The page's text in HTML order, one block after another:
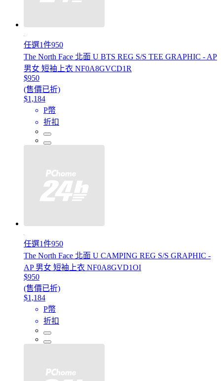
任選1件950
The North Face 北面 U BTS REG S/S TEE GRAPHIC - AP
男女 短袖上衣 NF0A8GVCD1R
$950
(售價已折)
$1,184
P幣
折扣
任選1件950
The North Face 北面 U CAMPING REG S/S GRAPHIC -
AP 男女 短袖上衣 NF0A8GVD1OI
$950
(售價已折)
$1,184
P幣
折扣